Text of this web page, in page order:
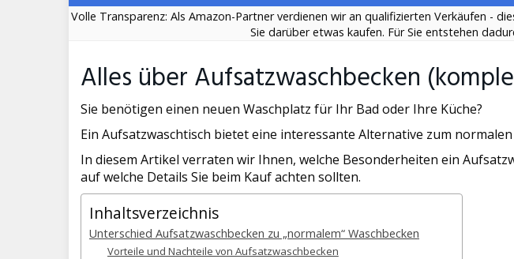
Volle Transparenz: Als Amazon-Partner verdienen wir an qualifizierten Verkäufen -
Sie darüber etwas kaufen. Für Sie entstehen
Alles über Aufsatzwaschbecken
Sie benötigen einen neuen Waschplatz für Ihr Bad oder Ihre Küche?
Ein Aufsatzwaschtisch bietet eine interessante Alternative zum normalen
In diesem Artikel verraten wir Ihnen, welche Besonderheiten ein
auf welche Details Sie beim Kauf achten sollten.
Inhaltsverzeichnis
Unterschied Aufsatzwaschbecken zu „normalem“ Waschbecken
Vorteile und Nachteile von Aufsatzwaschbecken